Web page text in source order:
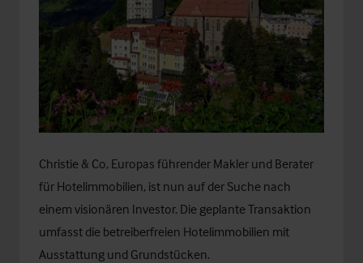
Christie & Co, Europas führender Makler und Berater
für Hotelimmobilien, ist nun auf der Suche nach
einem visionären Investor. Die geplante Transaktion
umfasst die betreiberfreien Hotelimmobilien mit
Ausstattung und Grundstücken.